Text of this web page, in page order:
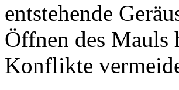
entstehende
Öffnen des Mauls
Konflikte